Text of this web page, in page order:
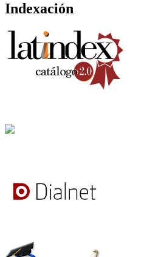
Indexación